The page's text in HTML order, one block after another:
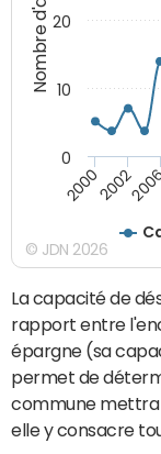
20002002
0
10
20
© JDN 2026
La capacité de
rapport entre
épargne (sa
permet de
commune mettra
elle y consacre